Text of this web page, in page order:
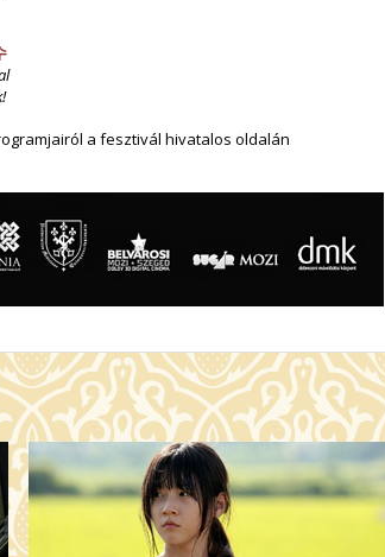
a fesztivál hivatalos oldalán